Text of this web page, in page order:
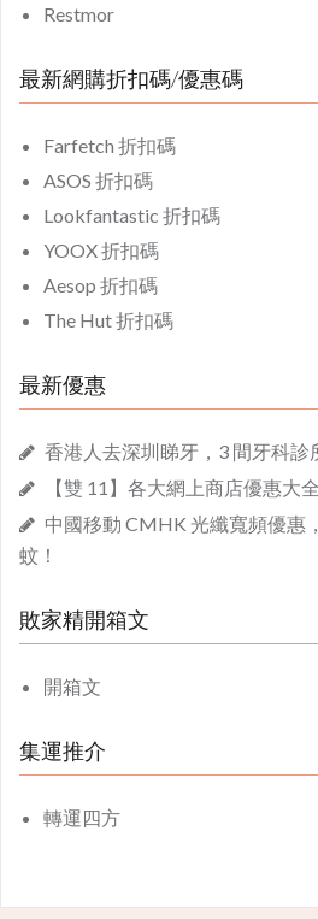
Restmor
最新網購折扣碼/優惠碼
Farfetch 折扣碼
ASOS 折扣碼
Lookfantastic 折扣碼
YOOX 折扣碼
Aesop 折扣碼
The Hut 折扣碼
最新優惠
香港人去深圳睇牙，3 間牙科診
【雙 11】各大網上商店優惠大全
中國移動 CMHK 光纖寬頻優惠
蚊！
敗家精開箱文
開箱文
集運推介
轉運四方